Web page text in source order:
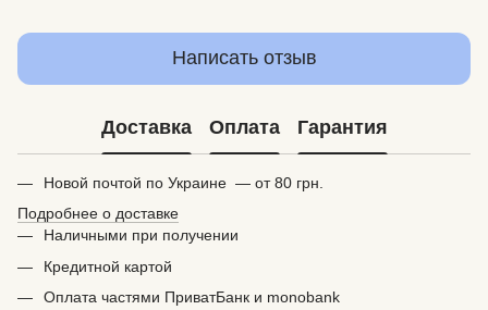
Написать отзыв
Доставка Оплата Гарантия
Новой почтой по Украине — от 80 грн.
Подробнее о доставке
Наличными при получении
Кредитной картой
Оплата частями ПриватБанк и monobank